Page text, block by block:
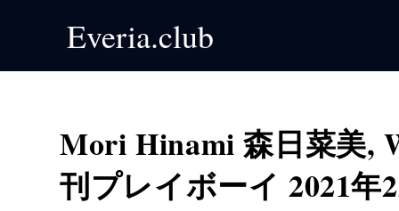
Everia.club
Mori Hinami 森日菜美,
刊プレイボーイ 2021年